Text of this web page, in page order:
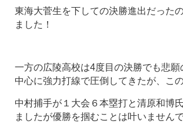
東海大菅生を下しての決勝進出だった
ました！
一方の広陵高校は4度目の決勝でも悲
中心に強力打線で圧倒してきたが、こ
中村捕手が１大会６本塁打と清原和博
ましたが優勝を掴むことは叶いませんで